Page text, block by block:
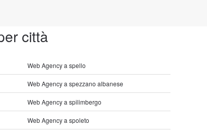
città
Web Agency a spello
Web Agency a spezzano albanese
Web Agency a spilimbergo
Web Agency a spoleto